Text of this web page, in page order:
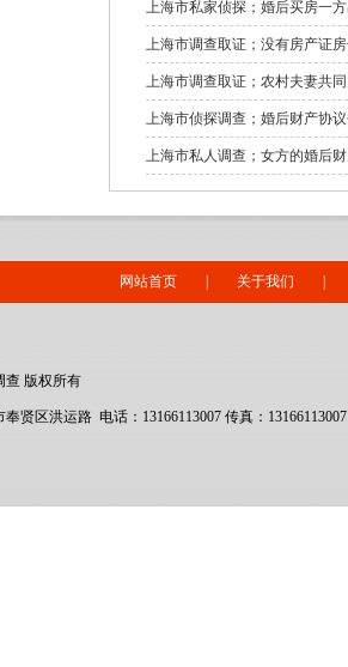
上海市私家侦探；婚后买房一
上海市调查取证；没有房产证
上海市调查取证；农村夫妻共
上海市侦探调查；婚后财产协
上海市私人调查；女方的婚后
网站首页 关于我们
查 版权所有
贤区洪运路 电话：13166113007 传真：13166113007